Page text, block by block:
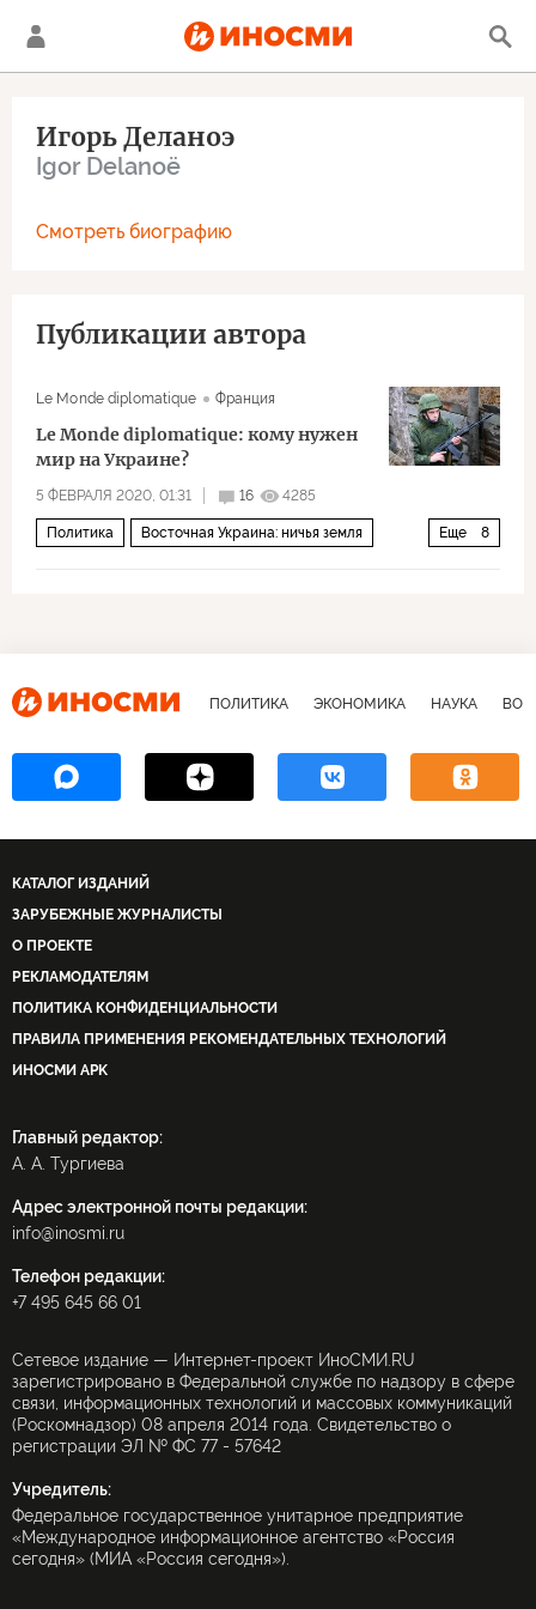
Игорь Деланоэ
Igor Delanoë
Смотреть биографию
Публикации автора
Le Monde diplomatique Франция
Le Monde diplomatique: кому нужен
мир на Украине?
5 ФЕВРАЛЯ 2020, 01:31 16 4285
Еще 8
Политика Восточная Украина: ничья земля
нормандский формат ПОЛИТИКА ЭКОНОМИКА НАУКА
КАТАЛОГ ИЗДАНИЙ
ЗАРУБЕЖНЫЕ ЖУРНАЛИСТЫ
О ПРОЕКТЕ
РЕКЛАМОДАТЕЛЯМ
ПОЛИТИКА КОНФИДЕНЦИАЛЬНОСТИ
ПРАВИЛА ПРИМЕНЕНИЯ РЕКОМЕНДАТЕЛЬНЫХ ТЕХНОЛОГИЙ
ИНОСМИ APK
Главный редактор:
А. А. Тургиева
Адрес электронной почты редакции:
info@inosmi.ru
Телефон редакции:
+7 495 645 66 01
Сетевое издание — Интернет-проект ИноСМИ.RU
зарегистрировано в Федеральной службе по надзору в сфере
связи, информационных технологий и массовых коммуникаций
(Роскомнадзор) 08 апреля 2014 года. Свидетельство о
регистрации ЭЛ № ФС 77 - 57642
Учредитель:
Федеральное государственное унитарное предприятие
«Международное информационное агентство «Россия
сегодня» (МИА «Россия сегодня»).